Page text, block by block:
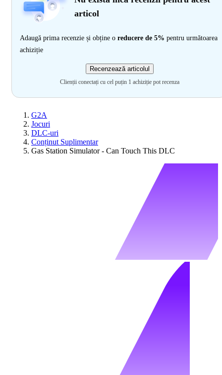
articol
Adaugă prima recenzie și obține o reducere de 5% pentru următoarea
achiziție
Recenzează articolul
Clienții conectați cu cel puțin 1 achiziție pot recenza
G2A
Jocuri
DLC-uri
Conținut Suplimentar
Gas Station Simulator - Can Touch This DLC